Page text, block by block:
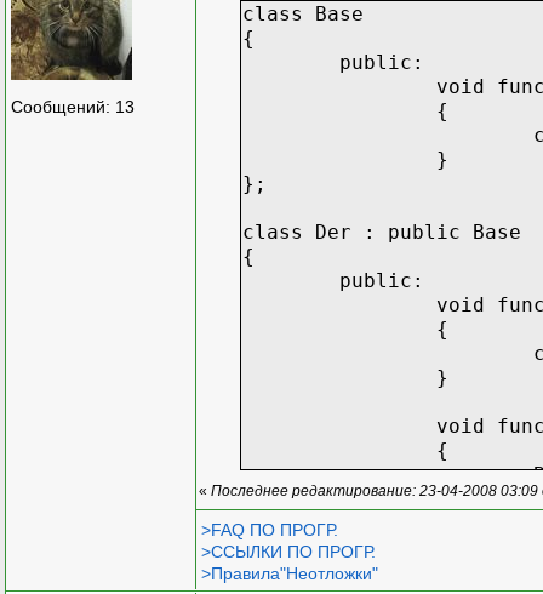
Сообщений: 13
class Base
{
public:
void
{
}
};
class Der : public Base
{
public:
void
{
}
void
{
}
};
« Последнее редактирование: 23-04-2008
>FAQ ПО ПРОГР.
>ССЫЛКИ ПО ПРОГР.
>Правила"Неотложки"